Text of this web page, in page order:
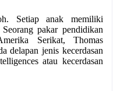
Setiap anak memiliki
pakar pendidikan
Serikat, Thomas
delapan jenis kecerdasan
atau kecerdasan